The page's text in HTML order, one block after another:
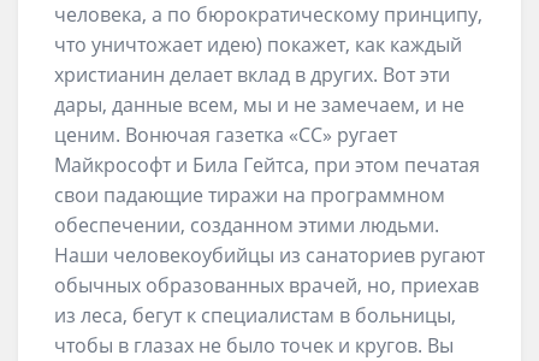
человека, а по бюрократическому принципу,
что уничтожает идею) покажет, как каждый
христианин делает вклад в других. Вот эти
дары, данные всем, мы и не замечаем, и не
ценим. Вонючая газетка «СС» ругает
Майкрософт и Била Гейтса, при этом печатая
свои падающие тиражи на программном
обеспечении, созданном этими людьми.
Наши человекоубийцы из санаториев ругают
обычных образованных врачей, но, приехав
из леса, бегут к специалистам в больницы,
чтобы в глазах не было точек и кругов. Вы